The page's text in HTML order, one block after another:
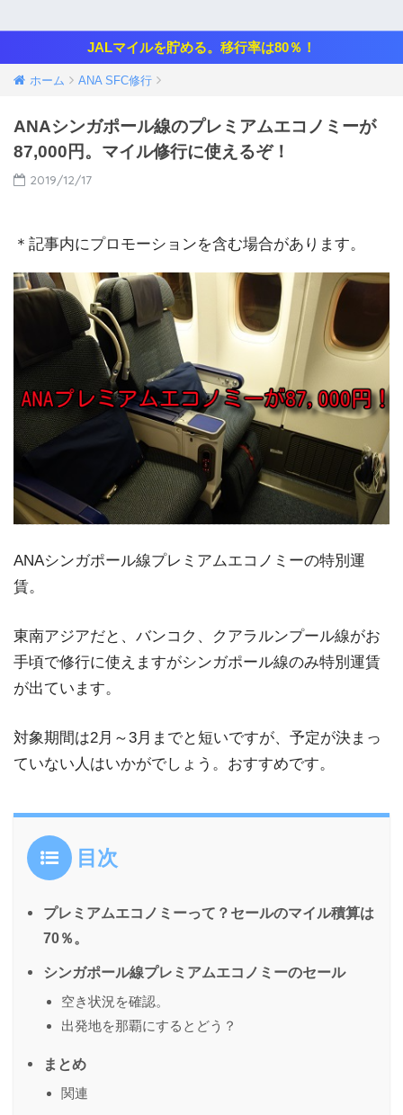
JALマイルを貯める。移行率は80％！
ホーム ANA SFC修行
ANAシンガポール線のプレミアムエコノミーが
87,000円。マイル修行に使えるぞ！
2019/12/17
＊記事内にプロモーションを含む場合があります。
ANAシンガポール線プレミアムエコノミーの特別運
賃。
東南アジアだと、バンコク、クアラルンプール線がお
手頃で修行に使えますがシンガポール線のみ特別運賃
が出ています。
対象期間は2月～3月までと短いですが、予定が決まっ
ていない人はいかがでしょう。おすすめです。
目次
プレミアムエコノミーって？セールのマイル積算は
70％。
シンガポール線プレミアムエコノミーのセール
空き状況を確認。
出発地を那覇にするとどう？
まとめ
関連